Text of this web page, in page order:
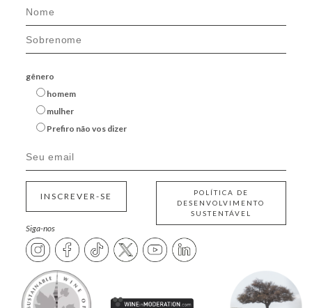
gênero
homem
mulher
Prefiro não vos dizer
INSCREVER-SE
POLÍTICA DE
DESENVOLVIMENTO
SUSTENTÁVEL
Siga-nos